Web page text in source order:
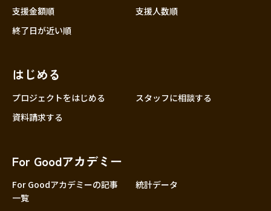
中国
支援金額順
支援人数順
終了日が近い順
はじめる
プロジェクトをはじめる
スタッフに相談する
資料請求する
For Goodアカデミー
For Goodアカデミーの記事
一覧
統計データ